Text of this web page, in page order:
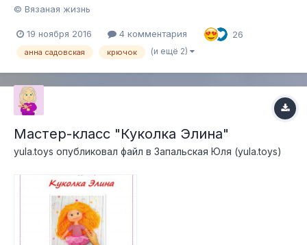
© Вязаная жизнь
19 ноября 2016 4 комментария 26
анна садовская крючок (и ещё 2)
Мастер-класс "Куколка Элина"
yula.toys опубликовал файл в Запальская Юля (yula.toys)